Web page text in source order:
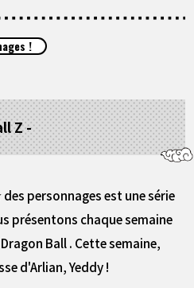
!
Z -
personnages est une série
présentons chaque semaine
Ball . Cette semaine,
d'Arlian, Yeddy !